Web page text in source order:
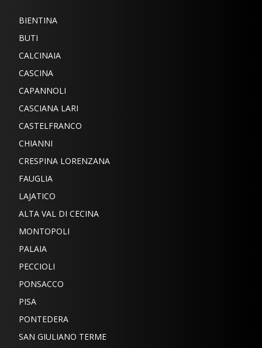
BIENTINA
BUTI
CALCINAIA
CASCINA
CAPANNOLI
CASCIANA LARI
CASTELFRANCO
CHIANNI
CRESPINA LORENZANA
FAUGLIA
LAJATICO
ALTA VAL DI CECINA
MONTOPOLI
PALAIA
PECCIOLI
PONSACCO
PISA
PONTEDERA
SAN GIULIANO TERME